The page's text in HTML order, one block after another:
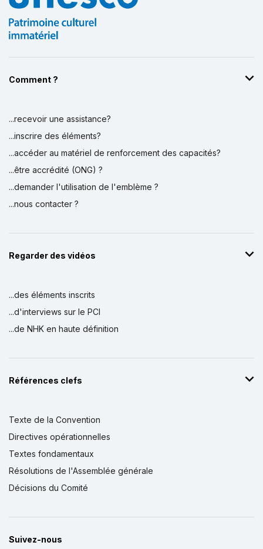
Comment ?
...recevoir une assistance?
...inscrire des éléments?
...accéder au matériel de renforcement des capacités?
...être accrédité (ONG) ?
...demander l'utilisation de l'emblème ?
...nous contacter ?
Regarder des vidéos
...des éléments inscrits
...d'interviews sur le PCI
...de NHK en haute définition
Références clefs
Texte de la Convention
Directives opérationnelles
Textes fondamentaux
Résolutions de l'Assemblée générale
Décisions du Comité
Suivez-nous